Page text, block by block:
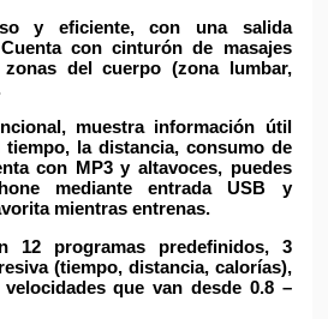
y eficiente, con una salida
Cuenta concinturón de masajes
del cuerpo (zona lumbar,
, muestra información útil
la distancia, consumo de
con MP3 y altavoces, puedes
medianteentrada USB y
mientras entrenas.
12 programas predefinidos, 3
(tiempo, distancia, calorías),
velocidades que van desde 0.8 –